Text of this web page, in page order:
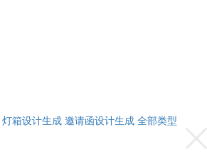
灯箱设计生成 邀请函设计生成 全部类型